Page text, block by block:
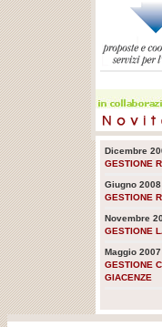
Dicembre
GESTIONE
Giugno 2008
GESTIONE
Novembre
GESTIONE
Maggio 2007
GESTIONE
GIACENZE